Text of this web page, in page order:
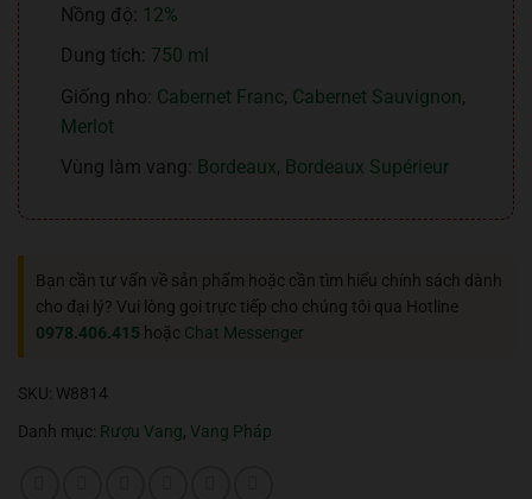
Nồng độ: 12%
Dung tích: 750 ml
Giống nho: Cabernet Franc, Cabernet Sauvignon,
Merlot
Vùng làm vang:
Bordeaux, Bordeaux Supérieur
Bạn cần tư vấn về sản phẩm hoặc cần tìm hiểu chính sách dành
cho đại lý? Vui lòng gọi trực tiếp cho chúng tôi qua Hotline
0978.406.415 hoặc Chat Messenger
SKU: W8814
Danh mục: Rượu Vang, Vang Pháp